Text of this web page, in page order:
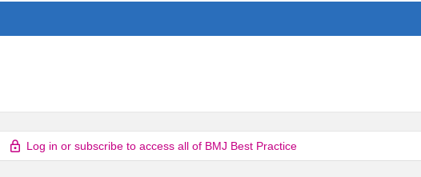
Log in or subscribe to access all of BMJ Best Practice